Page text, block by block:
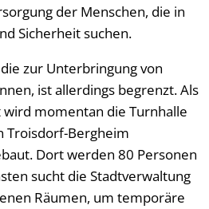
der Menschen, die in
Sicherheit suchen.
zur Unterbringung von
ist allerdings begrenzt. Als
momentan die Turnhalle
Troisdorf-Bergheim
Dort werden 80 Personen
sucht die Stadtverwaltung
Räumen, um temporäre